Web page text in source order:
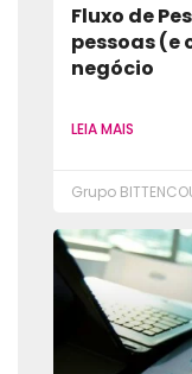
Fluxo de
pessoas (e
negócio
LEIA MAIS
Grupo